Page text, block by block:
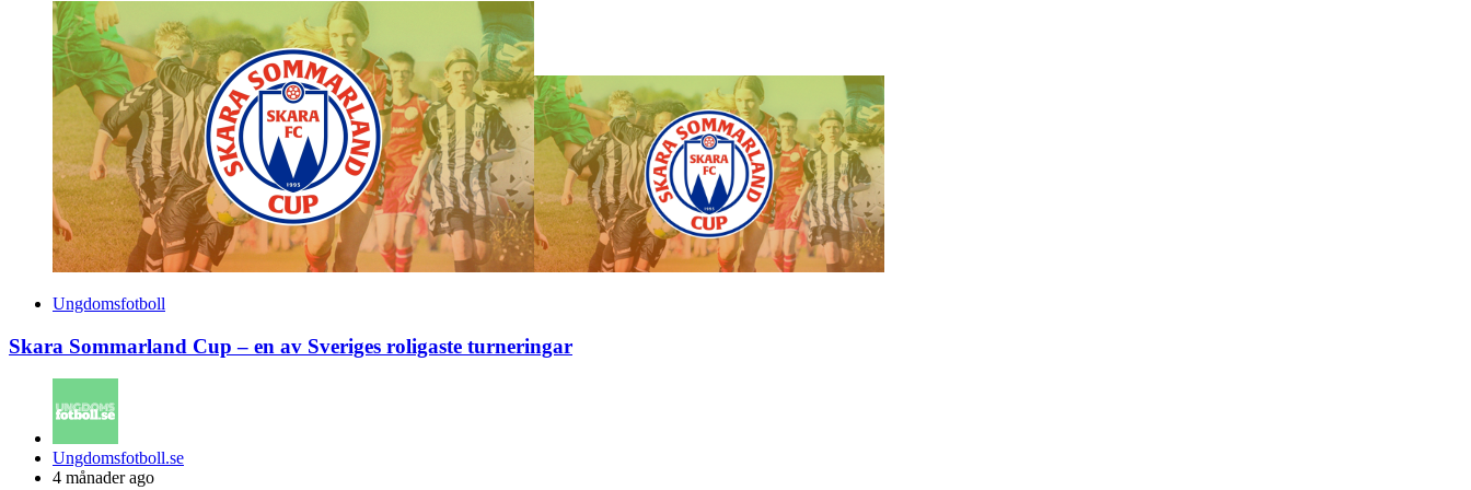
Ungdomsfotboll
Skara Sommarland Cup – en av Sveriges roligaste turneringar
Posted
by
Ungdomsfotboll.se
4 månader ago